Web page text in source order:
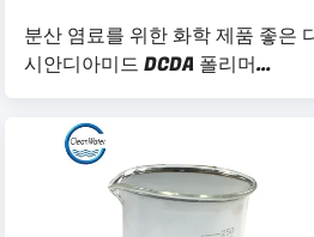
분산 염료를 위한 화학 제품 좋은
시안디아미드 DCDA 폴리머
C2H4N4